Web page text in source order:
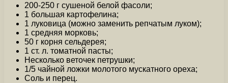
200-250 г сушеной белой фасоли;
1 большая картофелина;
1 луковица (можно заменить репчатым луком);
1 средняя морковь;
50 г корня сельдерея;
1 ст. л. томатной пасты;
Несколько веточек петрушки;
1/5 чайной ложки молотого мускатного ореха;
Соль и перец.